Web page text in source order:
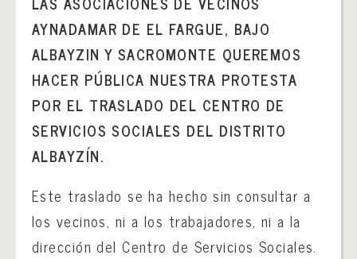
AYNADAMAR DE EL FARGUE, BAJO
ALBAYZIN Y SACROMONTE QUEREMOS
HACER PÚBLICA NUESTRA PROTESTA
POR EL TRASLADO DEL CENTRO DE
SERVICIOS SOCIALES DEL DISTRITO
ALBAYZÍN.
Este traslado se ha hecho sin consultar a
los vecinos, ni a los trabajadores, ni a la
dirección del Centro de Servicios Sociales.